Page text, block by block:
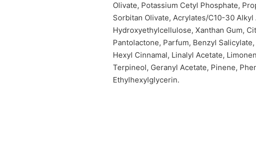
Olivate, Potassium Cetyl Phosphate,
Sorbitan Olivate, Acrylates/C10-30
Hydroxyethylcellulose, Xanthan Gum,
Pantolactone, Parfum, Benzyl
Hexyl Cinnamal, Linalyl Acetate,
Terpineol, Geranyl Acetate, Pinene,
Ethylhexylglycerin.